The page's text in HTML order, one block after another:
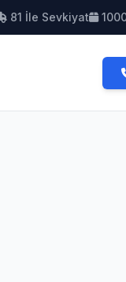
81 İle Sevkiyat